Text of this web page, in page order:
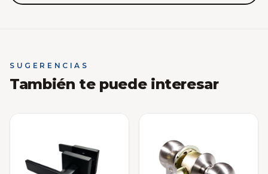
SUGERENCIAS
También te puede interesar